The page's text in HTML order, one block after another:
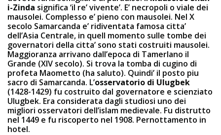
i-Zinda significa ‘il re’ vivente’. E’ necropoli o viale dei
mausolei. Complesso e’ pieno con mausolei. Nel X
secolo Samarcanda e’ ridiventata famosa citta’
dell’Asia Centrale, in quell momento sulle tombe dei
governatori della citta’ sono stati costruiti mausolei.
Maggioranza arrivano dall’epoca di Tamerlano il
Grande (XIV secolo). Si trova la tomba di cugino di
profeta Maometto (ha saluto). Quindi’ il posto piu
sacro di Samarcanda. L’osservatorio di Ulugbek
(1428-1429) fu costruito dal governatore e scienziato
Ulugbek. Era considerata dagli studiosi uno dei
migliori osservatori dell’islam medievale. Fu distrutto
nel 1449 e fu riscoperto nel 1908. Pernottamento in
hotel.